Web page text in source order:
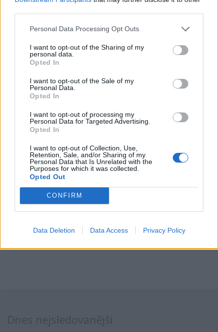
Personal Data Processing Opt Outs
I want to opt-out of the Sharing of my
personal data.
Opted In
I want to opt-out of the Sale of my
Personal Data.
Opted In
I want to opt-out of processing my
Personal Data for Targeted Advertising.
Opted In
I want to opt-out of Collection, Use,
Retention, Sale, and/or Sharing of my
Personal Data that Is Unrelated with the
Purposes for which it was collected.
Opted Out
CONFIRM
Data Deletion Data Access Privacy Policy
faktury věřitele nebo po dni, kdy byla úhrada částky vyžádána.
Zdroje a další informace
Wikipedia: penalty interest
Wikipedia: RPSN (roční procentní sazba nákladů)
Také by vás mohlo zajímat
Úroková kalkulačka